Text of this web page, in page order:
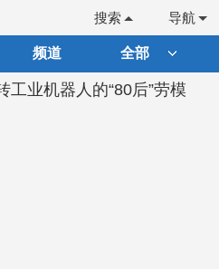
导航
搜索
频道 全部
业机器人的“80后”劳模